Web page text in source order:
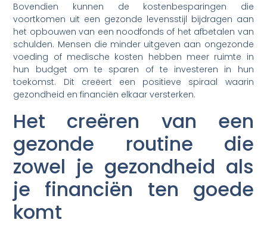
Bovendien kunnen de kostenbesparingen die
voortkomen uit een gezonde levensstijl bijdragen aan
het opbouwen van een noodfonds of het afbetalen van
schulden. Mensen die minder uitgeven aan ongezonde
voeding of medische kosten hebben meer ruimte in
hun budget om te sparen of te investeren in hun
toekomst. Dit creëert een positieve spiraal waarin
gezondheid en financiën elkaar versterken.
Het creëren van een
gezonde routine die
zowel je gezondheid als
je financiën ten goede
komt